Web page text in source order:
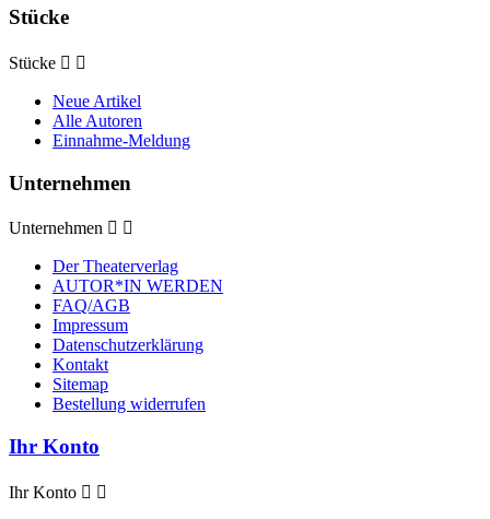
Stücke
Stücke  
Neue Artikel
Alle Autoren
Einnahme-Meldung
Unternehmen
Unternehmen  
Der Theaterverlag
AUTOR*IN WERDEN
FAQ/AGB
Impressum
Datenschutzerklärung
Kontakt
Sitemap
Bestellung widerrufen
Ihr Konto
Ihr Konto  